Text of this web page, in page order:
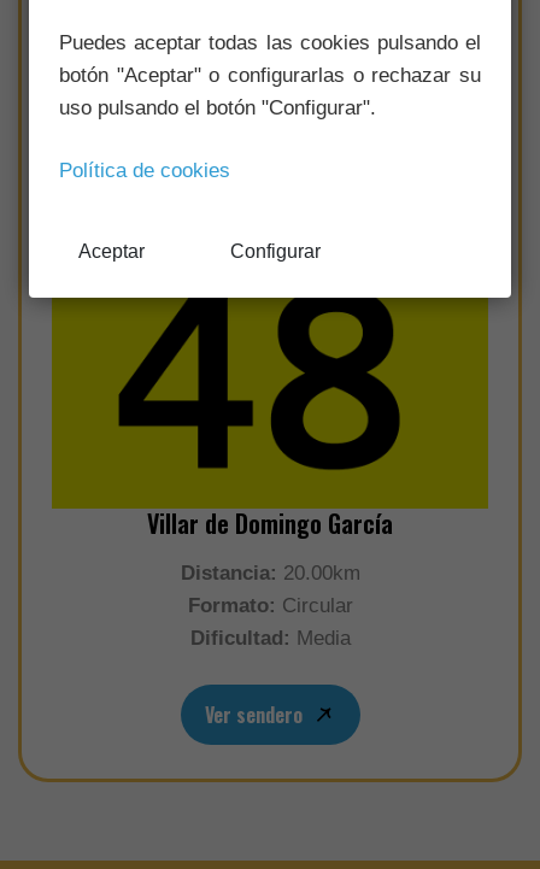
Villar de Domingo García
Distancia: 20.00km
Formato: Circular
Dificultad: Media
Ver sendero
Puedes aceptar todas las cookies pulsando el
botón "Aceptar" o configurarlas o rechazar su
uso pulsando el botón "Configurar".
Política de cookies
Aceptar Configurar